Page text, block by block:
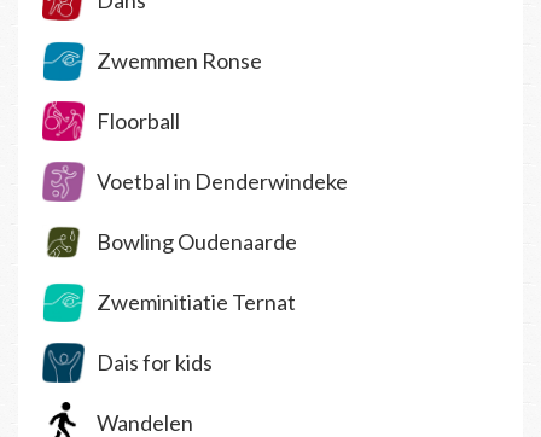
Zwemmen Ronse
Floorball
Voetbal in Denderwindeke
Bowling Oudenaarde
Zweminitiatie Ternat
Dais for kids
Wandelen